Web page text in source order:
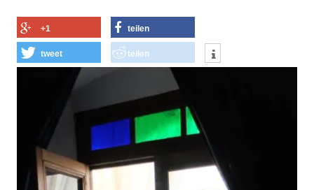
+1 teilen
tweet teilen